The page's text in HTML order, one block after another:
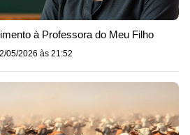
à Professora do Meu Filho
05/2026 às 21:52